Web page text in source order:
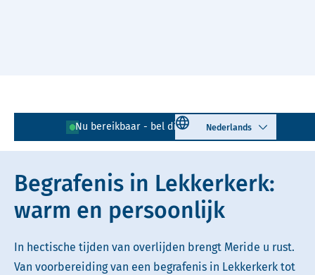
Nu bereikbaar - bel direct! 0180 - 743 417
Select language
Lees voor Uitleg woorden
Simpele tekst
Begrafenis in Lekkerkerk:
warm en persoonlijk
In hectische tijden van overlijden brengt Meride u rust.
Van voorbereiding van een begrafenis in Lekkerkerk tot